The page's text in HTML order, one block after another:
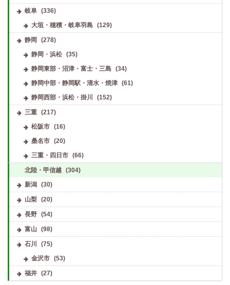
岐阜 (336)
大垣・穂積・岐阜羽島
(129)
静岡
(278)
静岡・浜松
(35)
静岡東部・沼津・富士・三島
(34)
静岡中部・静岡駅・清水・焼津
(61)
静岡西部・浜松・掛川
(152)
三重 (217)
松阪市
(16)
桑名市
(20)
三重・四日市
(66)
北陸・甲信越 (304)
新潟 (30)
山梨 (20)
長野 (54)
富山 (98)
石川
(75)
金沢市
(53)
福井 (27)